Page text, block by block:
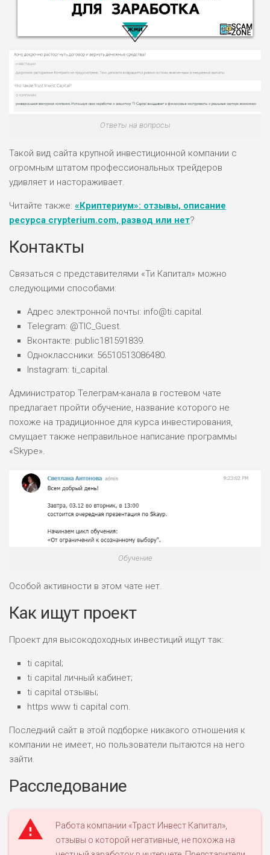
ВСЕМ
РИСКИ: НИЗКИЕ
ДОХОД: ВЫСОКИЙ
ДОХОД: ВЫСОКИЙ
БЮДЖЕТ: НИЗКИЙ
РИСКИ: НИЗКИЕ
ДОХОД: НИЗКИЙ
ПОДОЙДЕТ
РИСКИ: НИЗКИЕ
БЮДЖЕТ: НИЗКИЙ
Ответы на вопросы
Такой вид сайта крупной инвестиционной компании с
огромным штатом профессиональных трейдеров
удивляет и настораживает.
Читайте также: «Криптериум»: отзывы, описание
ресурса crypterium.com, развод или нет?
Контакты
Связаться с представителями «Ти Капитал» можно
следующими способами:
Адрес электронной почты: info@ti.capital.
Telegram: @TIC_Guest.
Вконтакте: public181591839.
Одноклассники: 56510513086480.
Instagram: ti_capital.
Администратор Телеграм-канала в гостевом чате
предлагает пройти обучение, название которого не
похоже на традиционное для курса инвестирования,
смущает также неправильное написание программы
«Skype».
Обучение
Особой активности в этом чате нет.
Как ищут проект
Проект для высокодоходных инвестиций ищут так:
ti capital;
ti capital личный кабинет;
ti capital отзывы;
https www ti capital com.
Последний сайт в этой подборке никакого отношения к
компании не имеет, но пользователи пытаются на него
зайти.
Расследование
Работа компании «Траст Инвест Капитал»,
отзывы о которой негативные, не похожа на